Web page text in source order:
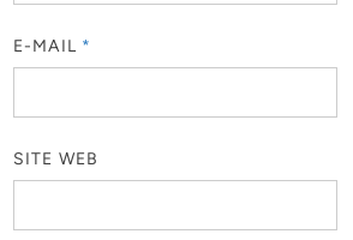
E-MAIL *
SITE WEB